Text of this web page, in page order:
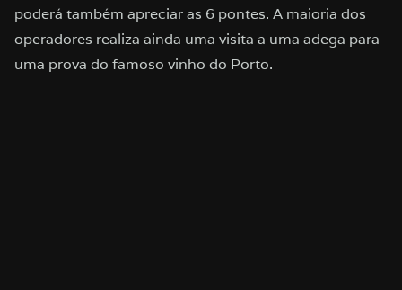
poderá também apreciar as 6 pontes. A maioria dos
operadores realiza ainda uma visita a uma adega para
uma prova do famoso vinho do Porto.